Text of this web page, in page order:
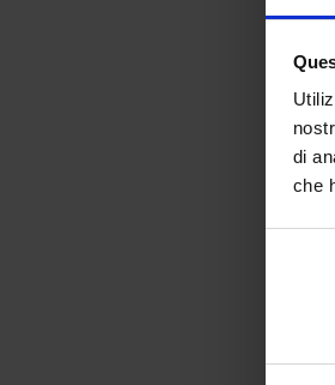
di
che